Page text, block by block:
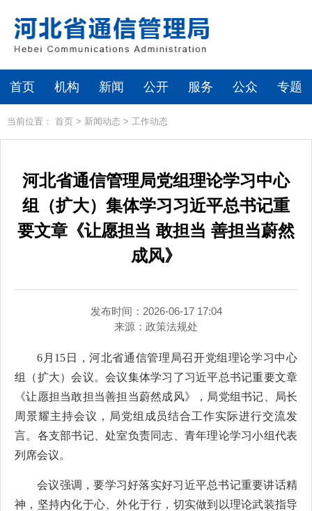
首页 机构 新闻 公开 服务 公众 专题
当前位置： 首页 > 新闻动态 > 工作动态
河北省通信管理局党组理论学习中心
组（扩大）集体学习习近平总书记重
要文章《让愿担当 敢担当 善担当蔚然
成风》
发布时间：2026-06-17 17:04
来源： 政策法规处
6月15日，河北省通信管理局召开党组理论学习中心
组（扩大）会议。会议集体学习了习近平总书记重要文章
《让愿担当敢担当善担当蔚然成风》，局党组书记、局长
周景耀主持会议，局党组成员结合工作实际进行交流发
言。各支部书记、处室负责同志、青年理论学习小组代表
列席会议。
会议强调，要学习好落实好习近平总书记重要讲话精
神，坚持内化于心、外化于行，切实做到以理论武装指导